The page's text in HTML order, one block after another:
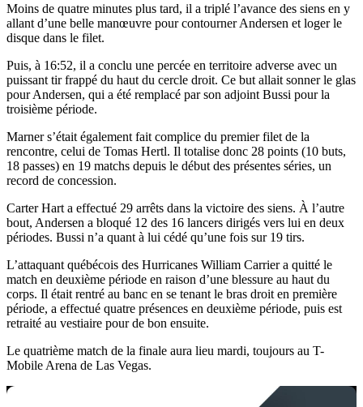
Moins de quatre minutes plus tard, il a triplé l’avance des siens en y
allant d’une belle manœuvre pour contourner Andersen et loger le
disque dans le filet.
Puis, à 16:52, il a conclu une percée en territoire adverse avec un
puissant tir frappé du haut du cercle droit. Ce but allait sonner le glas
pour Andersen, qui a été remplacé par son adjoint Bussi pour la
troisième période.
Marner s’était également fait complice du premier filet de la
rencontre, celui de Tomas Hertl. Il totalise donc 28 points (10 buts,
18 passes) en 19 matchs depuis le début des présentes séries, un
record de concession.
Carter Hart a effectué 29 arrêts dans la victoire des siens. À l’autre
bout, Andersen a bloqué 12 des 16 lancers dirigés vers lui en deux
périodes. Bussi n’a quant à lui cédé qu’une fois sur 19 tirs.
L’attaquant québécois des Hurricanes William Carrier a quitté le
match en deuxième période en raison d’une blessure au haut du
corps. Il était rentré au banc en se tenant le bras droit en première
période, a effectué quatre présences en deuxième période, puis est
retraité au vestiaire pour de bon ensuite.
Le quatrième match de la finale aura lieu mardi, toujours au T-
Mobile Arena de Las Vegas.